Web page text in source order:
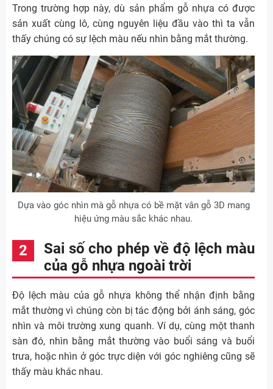
Trong trường hợp này, dù sản phẩm gỗ nhựa có được
sản xuất cùng lô, cùng nguyên liệu đầu vào thì ta vẫn
thấy chúng có sự lệch màu nếu nhìn bằng mắt thường.
Dựa vào góc nhìn mà gỗ nhựa có bề mặt vân gỗ 3D mang
hiệu ứng màu sắc khác nhau.
Sai số cho phép về độ lệch màu
của gỗ nhựa ngoài trời
Độ lệch màu của gỗ nhựa không thể nhận định bằng
mắt thường vì chúng còn bị tác động bởi ánh sáng, góc
nhìn và môi trường xung quanh. Ví dụ, cùng một thanh
sàn đó, nhìn bằng mắt thường vào buổi sáng và buổi
trưa, hoặc nhìn ở góc trực diện với góc nghiêng cũng sẽ
thấy màu khác nhau.